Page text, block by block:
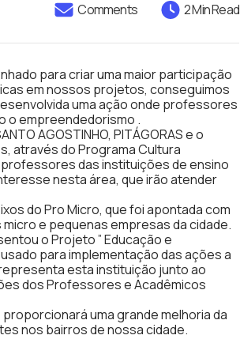
Comments 2 Min Read
para criar uma maior participação
em nossos projetos, conseguimos
uma ação onde professores
o empreendedorismo .
AGOSTINHO, PITÁGORAS e o
através do Programa Cultura
professores das instituições de ensino
nesta área, que irão atender
do Pro Micro, que foi apontada com
e pequenas empresas da cidade.
o Projeto ” Educação e
para implementação das ações a
esta instituição junto ao
dos Professores e Acadêmicos
uma grande melhoria da
nos bairros de nossa cidade.